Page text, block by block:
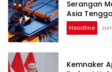
Serangan
Asia
Headline
Kemnaker